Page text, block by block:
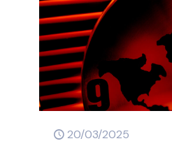
20/03/2025